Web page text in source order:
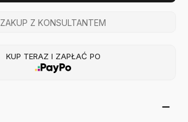
ZAKUP Z KONSULTANTEM
KUP TERAZ I ZAPŁAĆ PO